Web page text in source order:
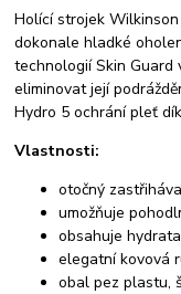
Holící strojek
dokonale hladké
technologií Skin Guard
eliminovat její
Hydro 5 ochrání pleť
Vlastnosti:
otočný
umožňuje
obsahuje
elegatní kovová
obal pez plastu,